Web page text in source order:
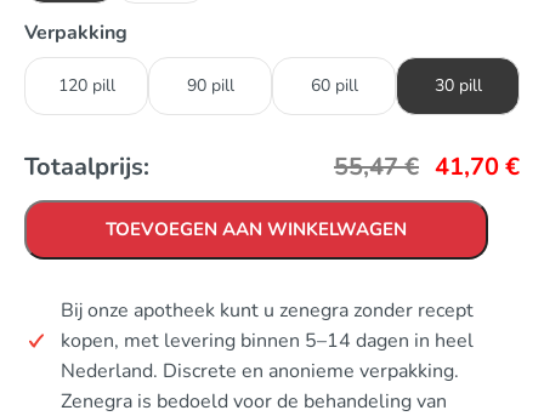
Verpakking
120 pill 90 pill 60 pill 30 pill
Totaalprijs: 55,47€ 41,70€
TOEVOEGEN AAN WINKELWAGEN
Bij onze apotheek kunt u zenegra zonder recept
kopen, met levering binnen 5–14 dagen in heel
Nederland. Discrete en anonieme verpakking.
Zenegra is bedoeld voor de behandeling van